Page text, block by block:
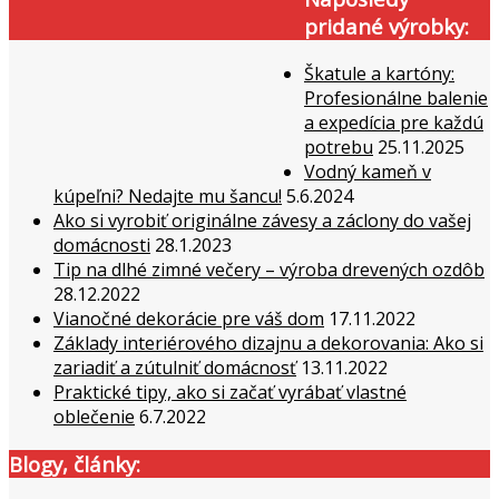
pridané výrobky:
Škatule a kartóny:
Profesionálne balenie
a expedícia pre každú
potrebu 25.11.2025
Vodný kameň v
kúpeľni? Nedajte mu šancu! 5.6.2024
Ako si vyrobiť originálne závesy a záclony do vašej
domácnosti 28.1.2023
Tip na dlhé zimné večery – výroba drevených ozdôb
28.12.2022
Vianočné dekorácie pre váš dom 17.11.2022
Základy interiérového dizajnu a dekorovania: Ako si
zariadiť a zútulniť domácnosť 13.11.2022
Praktické tipy, ako si začať vyrábať vlastné
oblečenie 6.7.2022
Blogy, články: